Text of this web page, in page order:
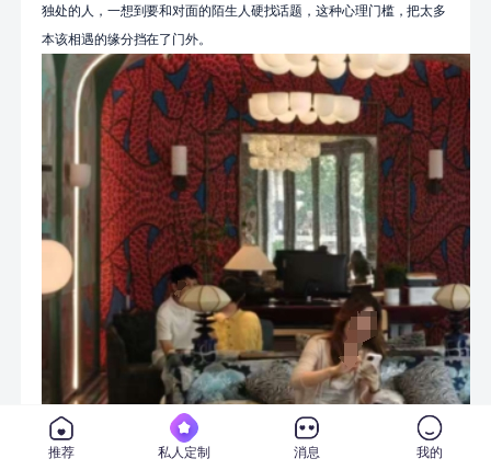
独处的人，一想到要和对面的陌生人硬找话题，这种心理门槛，把太多
本该相遇的缘分挡在了门外。
推荐 私人定制 消息 我的